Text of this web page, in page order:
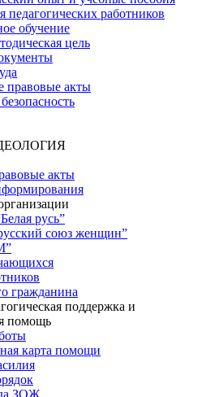
педагогических работников
обучение
цель
правовые акты
акты
русь”
союз женщин”
гражданина
поддержка и
помощь
карта помощи
ЗОЖ